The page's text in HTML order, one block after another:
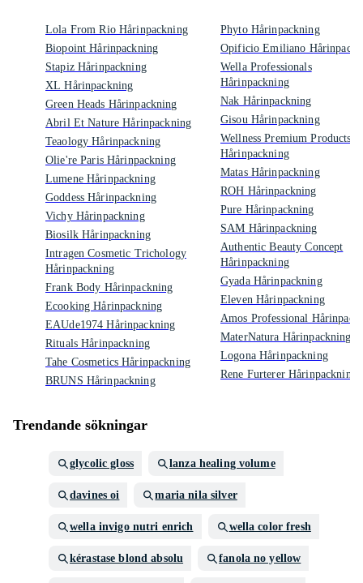
Lola From Rio Hårinpackning
Biopoint Hårinpackning
Stapiz Hårinpackning
XL Hårinpackning
Green Heads Hårinpackning
Abril Et Nature Hårinpackning
Teaology Hårinpackning
Olie're Paris Hårinpackning
Lumene Hårinpackning
Goddess Hårinpackning
Vichy Hårinpackning
Biosilk Hårinpackning
Intragen Cosmetic Trichology
Hårinpackning
Frank Body Hårinpackning
Ecooking Hårinpackning
EAUde1974 Hårinpackning
Rituals Hårinpackning
Tahe Cosmetics Hårinpackning
BRUNS Hårinpackning
Phyto Hårinpackning
Opificio Emiliano
Wella Professionals
Hårinpackning
Nak Hårinpackning
Gisou Hårinpackning
Wellness Premium Products
Hårinpackning
Matas Hårinpackning
ROH Hårinpackning
Pure Hårinpackning
SAM Hårinpackning
Authentic Beauty Concept
Hårinpackning
Gyada Hårinpackning
Eleven Hårinpackning
Amos Professional
MaterNatura Hårinpackning
Logona Hårinpackning
Rene Furterer Hårinpackning
Trendande sökningar
glycolic gloss lanza healing volume
davines oi maria nila silver
wella invigo nutri enrich wella color fresh
kérastase blond absolu fanola no yellow